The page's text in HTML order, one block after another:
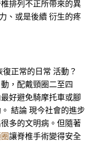
排列不正所帶來的異
、或是後續 衍生的疼
正常的日常 活動？
，配戴頸圈二至四
好避免騎摩托車或腳
結論 現今社會的進步
多的文明病。但隨著
讓脊椎手術變得安全